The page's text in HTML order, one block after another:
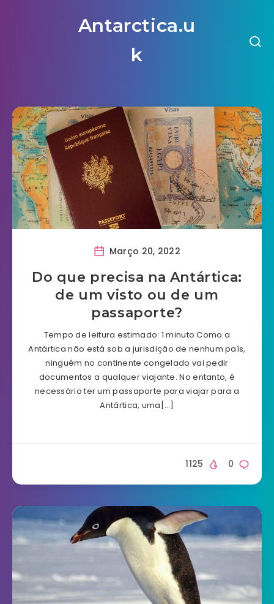
Antarctica.u
k
Março 20, 2022
Do que precisa na Antártica:
de um visto ou de um
passaporte?
Tempo de leitura estimado: 1 minuto Como a
Antártica não está sob a jurisdição de nenhum país,
ninguém no continente congelado vai pedir
documentos a qualquer viajante. No entanto, é
necessário ter um passaporte para viajar para a
Antártica, uma[…]
0
1125